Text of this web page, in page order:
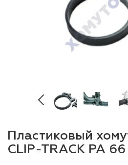
Пластиковый
CLIP-TRACK PA